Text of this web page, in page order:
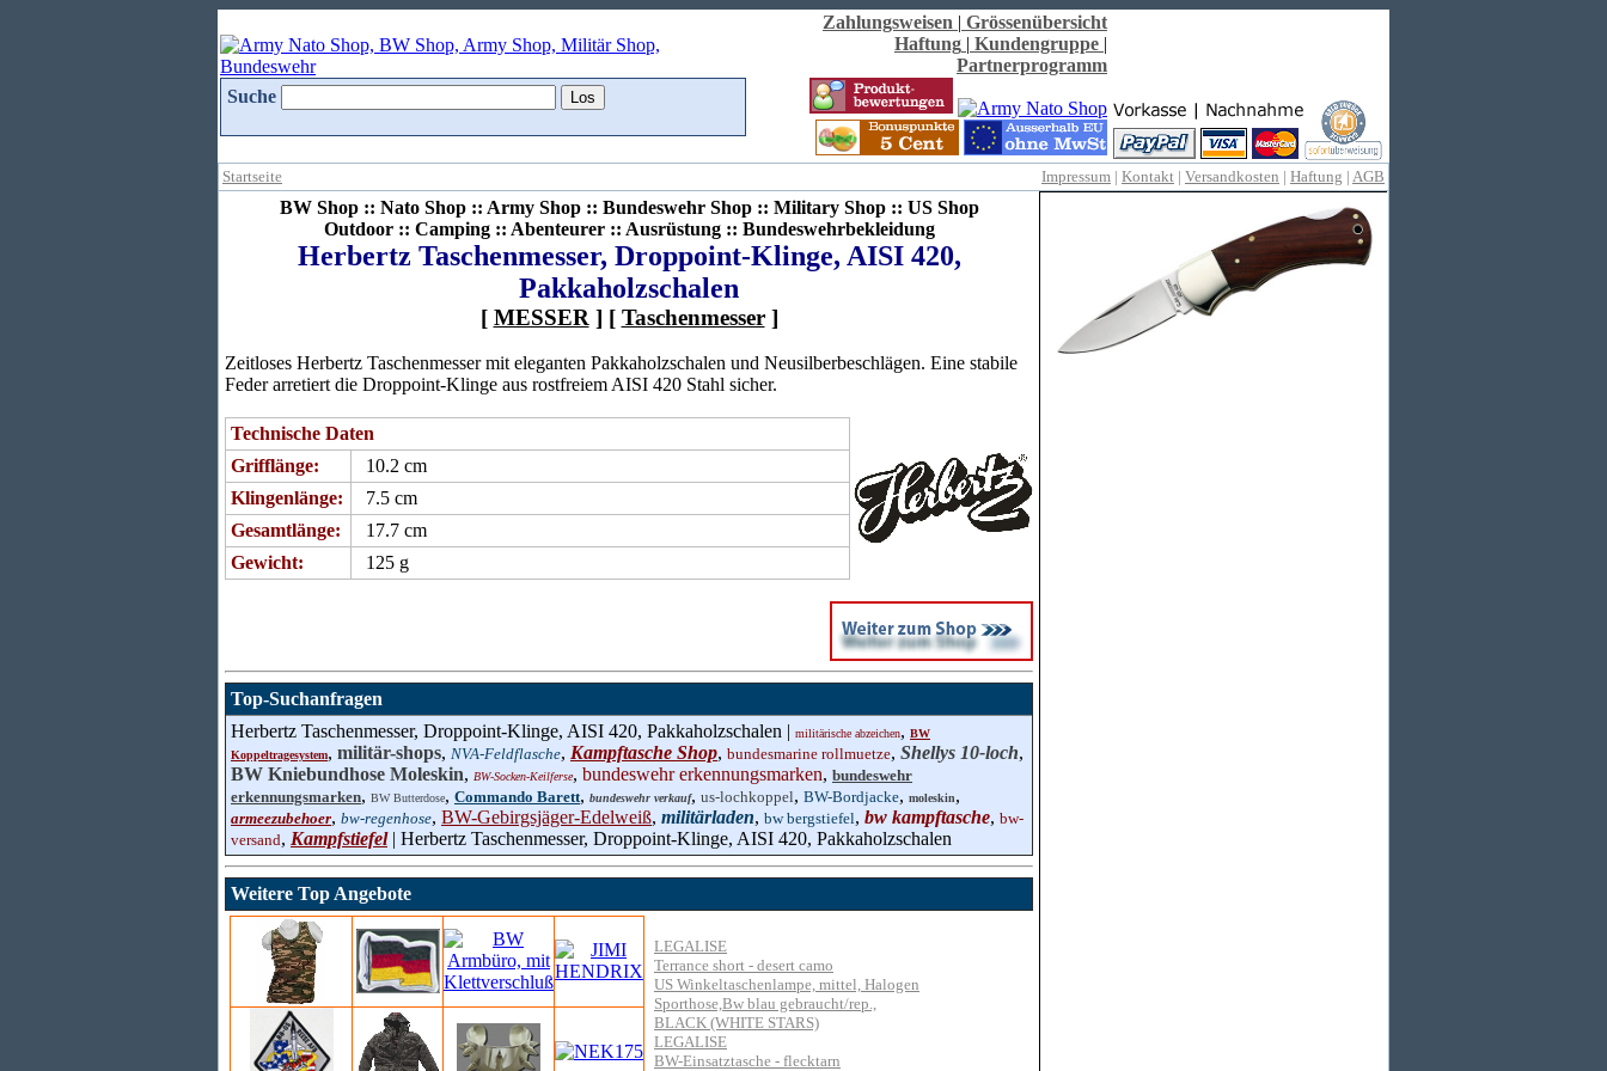
Suche
Zahlungsweisen | Grössenübersicht
Haftung | Kundengruppe |
Partnerprogramm
Startseite Impressum | Kontakt | Versandkosten | Haftung | AGB
BW Shop :: Nato Shop :: Army Shop :: Bundeswehr Shop :: Military Shop :: US Shop
Outdoor :: Camping :: Abenteurer :: Ausrüstung :: Bundeswehrbekleidung
Herbertz Taschenmesser, Droppoint-Klinge, AISI 420,
Pakkaholzschalen
[ MESSER ] [ Taschenmesser]
Zeitloses Herbertz Taschenmesser mit eleganten Pakkaholzschalen und Neusilberbeschlägen. Eine stabile
Feder arretiert die Droppoint-Klinge aus rostfreiem AISI 420 Stahl sicher.
Technische Daten
Grifflänge:
10.2 cm
Klingenlänge:
7.5 cm
Gesamtlänge:
17.7 cm
Gewicht:
125 g
Top-Suchanfragen
Herbertz Taschenmesser, Droppoint-Klinge, AISI 420, Pakkaholzschalen | militärische abzeichen, BW
Koppeltragesystem, militär-shops, NVA-Feldflasche, Kampftasche Shop, bundesmarine rollmuetze, Shellys 10-loch,
BW Kniebundhose Moleskin, BW-Socken-Keilferse, bundeswehr erkennungsmarken, bundeswehr
erkennungsmarken, BW Butterdose, Commando Barett, bundeswehr verkauf, us-lochkoppel, BW-Bordjacke, moleskin,
armeezubehoer, bw-regenhose, BW-Gebirgsjäger-Edelweiß, militärladen, bw bergstiefel, bw kampftasche, bw-
versand, Kampfstiefel| Herbertz Taschenmesser, Droppoint-Klinge, AISI 420, Pakkaholzschalen
Weitere Top Angebote
LEGALISE
Terrance short - desert camo
US Winkeltaschenlampe, mittel, Halogen
Sporthose,Bw blau gebraucht/rep.,
BLACK (WHITE STARS)
LEGALISE
BW-Einsatztasche - flecktarn